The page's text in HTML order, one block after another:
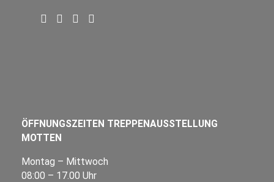
ÖFFNUNGSZEITEN TREPPENAUSSTELLUNG
MOTTEN
Montag – Mittwoch
08:00 – 17.00 Uhr